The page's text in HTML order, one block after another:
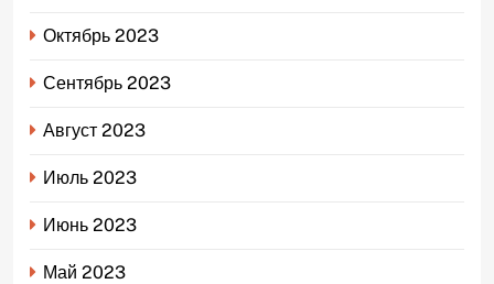
Октябрь 2023
Сентябрь 2023
Август 2023
Июль 2023
Июнь 2023
Май 2023